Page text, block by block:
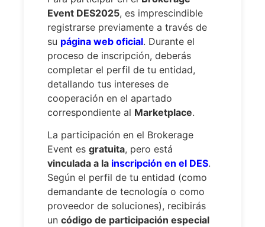
Event DES2025, es imprescindible
registrarse previamente a través de
su página web oficial. Durante el
proceso de inscripción, deberás
completar el perfil de tu entidad,
detallando tus intereses de
cooperación en el apartado
correspondiente al Marketplace.
La participación en el Brokerage
Event esgratuita, pero está
vinculada a la inscripción en el DES.
Según el perfil de tu entidad (como
demandante de tecnología o como
proveedor de soluciones), recibirás
uncódigo de participación especial